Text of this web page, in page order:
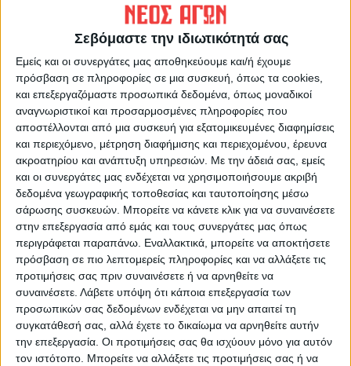
Σεβόμαστε την ιδιωτικότητά σας
Εμείς και οι συνεργάτες μας αποθηκεύουμε και/ή έχουμε
πρόσβαση σε πληροφορίες σε μια συσκευή, όπως τα cookies,
και επεξεργαζόμαστε προσωπικά δεδομένα, όπως μοναδικοί
αναγνωριστικοί και προσαρμοσμένες πληροφορίες που
αποστέλλονται από μια συσκευή για εξατομικευμένες διαφημίσεις
και περιεχόμενο, μέτρηση διαφήμισης και περιεχομένου, έρευνα
ακροατηρίου και ανάπτυξη υπηρεσιών. Με την άδειά σας, εμείς
και οι συνεργάτες μας ενδέχεται να χρησιμοποιήσουμε ακριβή
δεδομένα γεωγραφικής τοποθεσίας και ταυτοποίησης μέσω
σάρωσης συσκευών. Μπορείτε να κάνετε κλικ για να συναινέσετε
στην επεξεργασία από εμάς και τους συνεργάτες μας όπως
περιγράφεται παραπάνω. Εναλλακτικά, μπορείτε να αποκτήσετε
πρόσβαση σε πιο λεπτομερείς πληροφορίες και να αλλάξετε τις
προτιμήσεις σας πριν συναινέσετε ή να αρνηθείτε να
συναινέσετε. Λάβετε υπόψη ότι κάποια επεξεργασία των
προσωπικών σας δεδομένων ενδέχεται να μην απαιτεί τη
συγκατάθεσή σας, αλλά έχετε το δικαίωμα να αρνηθείτε αυτήν
την επεξεργασία. Οι προτιμήσεις σας θα ισχύουν μόνο για αυτόν
τον ιστότοπο. Μπορείτε να αλλάξετε τις προτιμήσεις σας ή να
Το κόστος θα ανέλθει στα 13.000 ευρώ
(χωρίς ΦΠΑ) και θα καλυφθεί με την
οικονομική υποστήριξη φορέων, όπως η
περιφέρειαΘεσσαλίας που θα διαθέσειγια
το σκοπό αυτό 1240 ευρώ αλλά και ιδιώτες
χορηγούς.
Επιθυμία του Κύριλλου
Αξίζει να αναφερθεί ότι η κατασκευή
προτομής τουΘεόδωρου Κολοκοτρώνηκαι η
τοποθέτησή της σεκεντρικό σημείο της
Καρδίτσας αποτελούσε επιθυμίατου